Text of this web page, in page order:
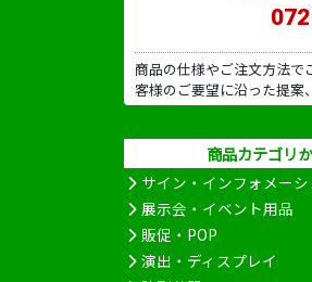
商品の仕様やご注文方法
客様のご要望に沿った提案
商品カテゴリ
サイン・インフォメーシ
展示会・イベント用品
販促・POP
演出・ディスプレイ